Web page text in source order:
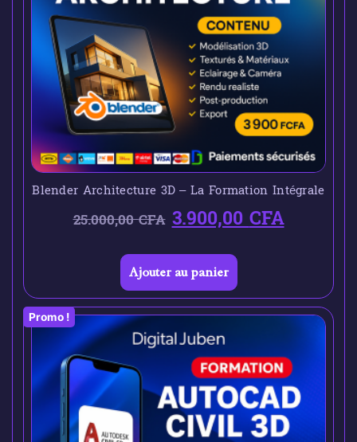
Blender Architecture 3D – La Formation Intégrale
25.000,00CFA 3.900,00CFA
Ajouter au panier
Promo !